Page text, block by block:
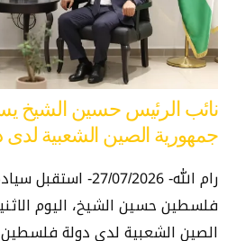
نائب الرئيس حسين الشيخ
جمهورية الصين الشعبية
رام الله- 27/07/2026-
فلسطين حسين الشيخ، اليوم
الصين الشعبية لدى دولة